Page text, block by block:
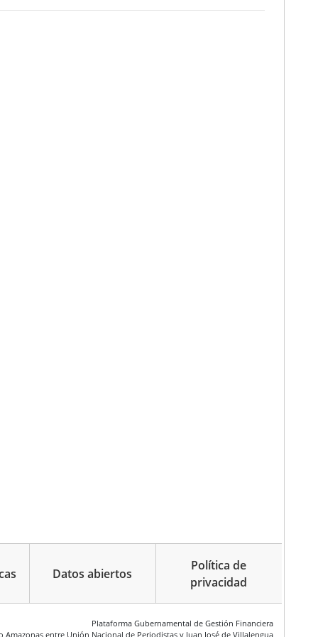
Datos abiertos
Política de
privacidad
Plataforma Gubernamental de Gestión Financiera
Amazonas entre Unión Nacional de Periodistas y Juan José de Villalengua